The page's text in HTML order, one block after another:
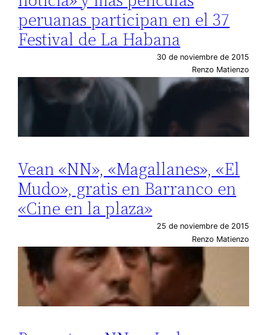
peruanas participan en el 37
Festival de La Habana
30 de noviembre de 2015
Renzo Matienzo
Vean «NN», «Magallanes», «El
Mudo», gratis en Barranco en
«Cine en la plaza»
25 de noviembre de 2015
Renzo Matienzo